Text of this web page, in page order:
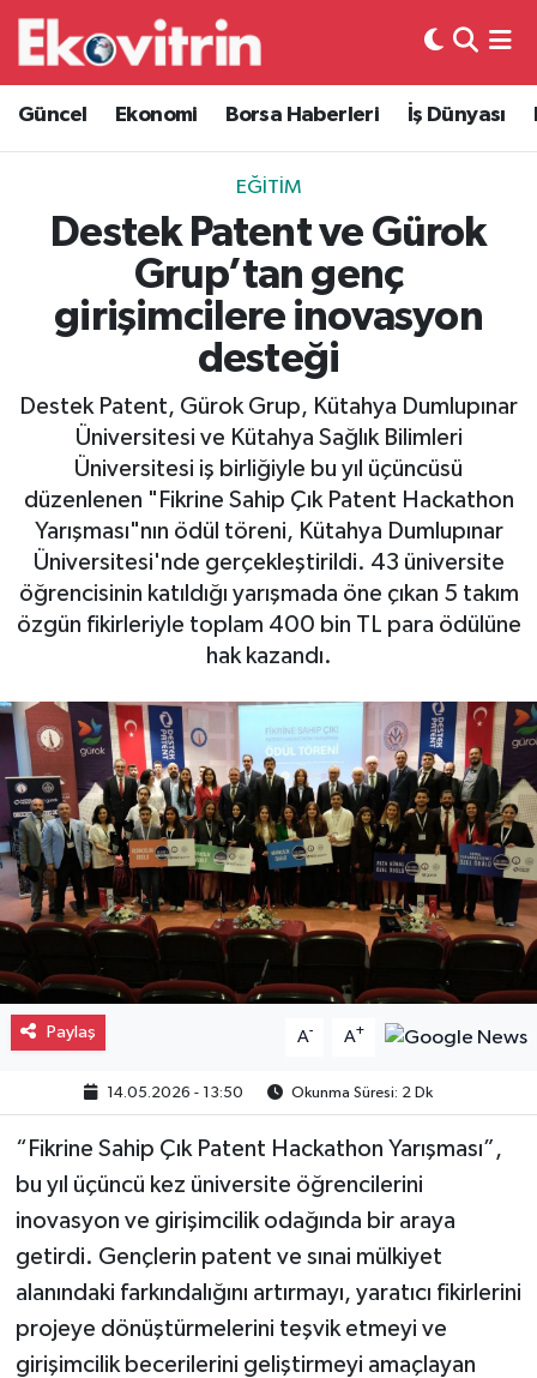
Güncel Ekonomi Borsa Haberleri İş Dünyası
EĞITIM
Destek Patent ve Gürok
Grup’tan genç
girişimcilere inovasyon
desteği
Destek Patent, Gürok Grup, Kütahya Dumlupınar
Üniversitesi ve Kütahya Sağlık Bilimleri
Üniversitesi iş birliğiyle bu yıl üçüncüsü
düzenlenen "Fikrine Sahip Çık Patent Hackathon
Yarışması"nın ödül töreni, Kütahya Dumlupınar
Üniversitesi'nde gerçekleştirildi. 43 üniversite
öğrencisinin katıldığı yarışmada öne çıkan 5 takım
özgün fikirleriyle toplam 400 bin TL para ödülüne
hak kazandı.
Paylaş A- A+
14.05.2026 - 13:50 Okunma Süresi: 2 Dk
“Fikrine Sahip Çık Patent Hackathon Yarışması”,
bu yıl üçüncü kez üniversite öğrencilerini
inovasyon ve girişimcilik odağında bir araya
getirdi. Gençlerin patent ve sınai mülkiyet
alanındaki farkındalığını artırmayı, yaratıcı fikirlerini
projeye dönüştürmelerini teşvik etmeyi ve
girişimcilik becerilerini geliştirmeyi amaçlayan
Güncel
Ekonomi
Borsa Haberleri
İş Dünyası
Lojistik
Otovitrin
Asayiş
Magazin
Gayrimenkul
Eğitim
Hava Durumu
Trafik Durumu
Süper Lig Puan Durumu ve Fikstür
Tüm Manşetler
Son Dakika Haberleri
Haber Arşivi